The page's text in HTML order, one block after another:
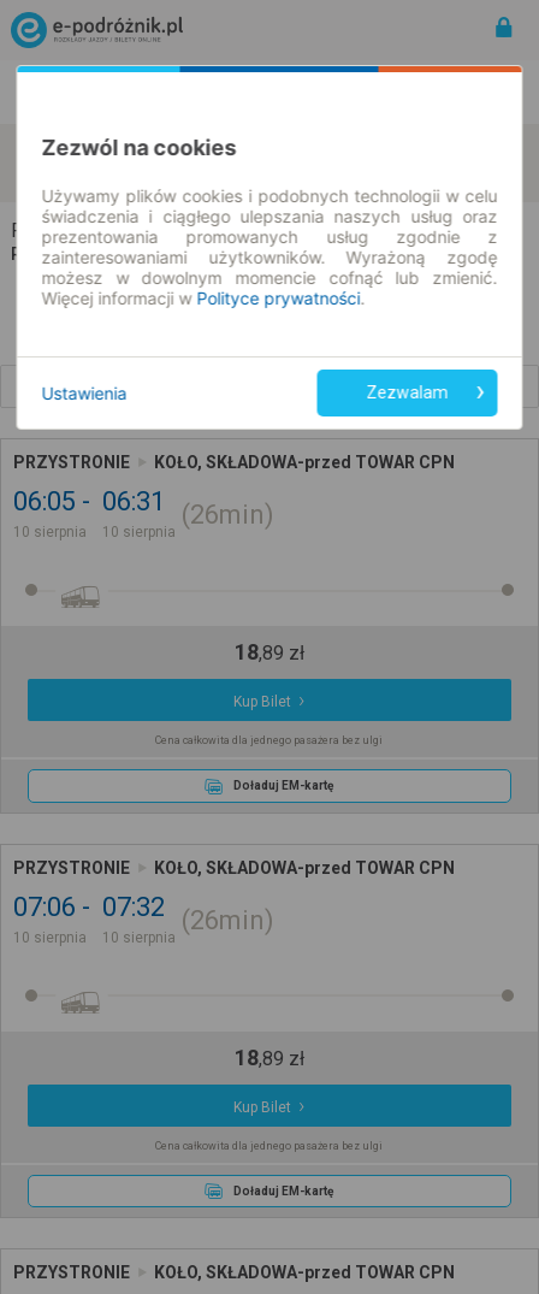
Przystronie
Koło
Przystronie → Koło
Rozkład jazdy i bilety
PRZYSTRONIE KOŁO, SKŁADOWA-przed TOWAR CPN
06:05
10 sierpnia
06:31
10 sierpnia
26min
18,89 zł
Kup Bilet
Cena całkowita dla jednego pasażera bez ulgi
Doładuj EM-kartę
PRZYSTRONIE KOŁO, SKŁADOWA-przed TOWAR CPN
07:06
10 sierpnia
07:32
10 sierpnia
26min
18,89 zł
Kup Bilet
Cena całkowita dla jednego pasażera bez ulgi
Doładuj EM-kartę
PRZYSTRONIE KOŁO, SKŁADOWA-przed TOWAR CPN
Zezwól na cookies
Używamy plików cookies i podobnych technologii w celu
świadczenia i ciągłego ulepszania naszych usług oraz
prezentowania promowanych usług zgodnie z
zainteresowaniami użytkowników. Wyrażoną zgodę
możesz w dowolnym momencie cofnąć lub zmienić.
Więcej informacji w Polityce prywatności.
Ustawienia Zezwalam